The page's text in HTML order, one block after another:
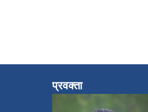
प्रवक्ता